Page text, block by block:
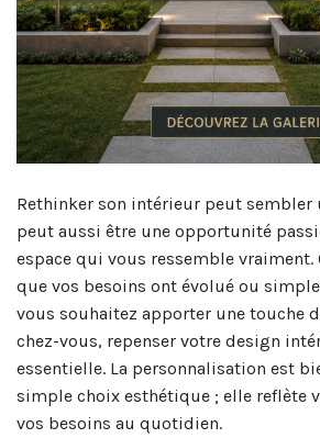
Rethinker son intérieur peut sembler
peut aussi être une opportunité
espace qui vous ressemble vraiment.
que vos besoins ont évolué ou
vous souhaitez apporter une touche
chez-vous, repenser votre design
essentielle. La personnalisation est
simple choix esthétique ; elle reflète
vos besoins au quotidien.